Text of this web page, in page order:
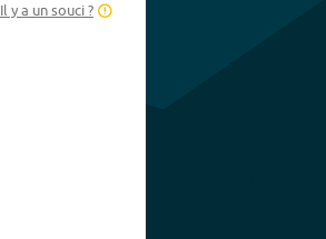
Il y a un souci ?